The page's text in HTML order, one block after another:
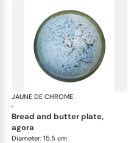
JAUNE DE CHROME
·
bread and butter plate,
agora
Diameter: 15.5 cm